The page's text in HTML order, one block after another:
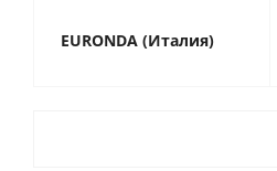
EURONDA (Италия)